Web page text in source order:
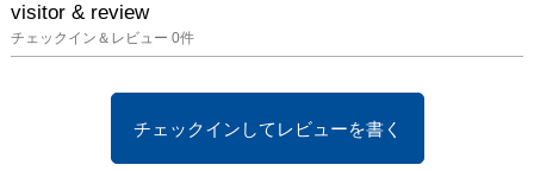
visitor & review
チェックイン＆レビュー 0件
チェックインしてレビューを書く